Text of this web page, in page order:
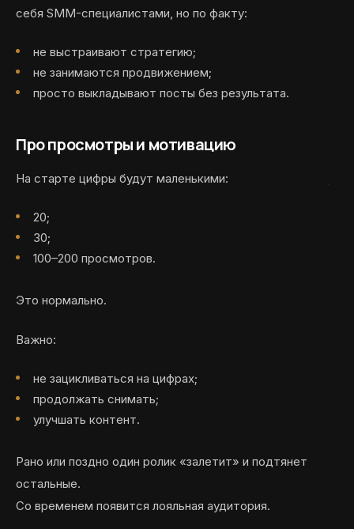
себя SMM-специалистами, но по факту:
не выстраивают стратегию;
не занимаются продвижением;
просто выкладывают посты без результата.
Про просмотры и мотивацию
На старте цифры будут маленькими:
20;
30;
100–200 просмотров.
Это нормально.
Важно:
не зацикливаться на цифрах;
продолжать снимать;
улучшать контент.
Рано или поздно один ролик «залетит» и подтянет
остальные.
Со временем появится лояльная аудитория.